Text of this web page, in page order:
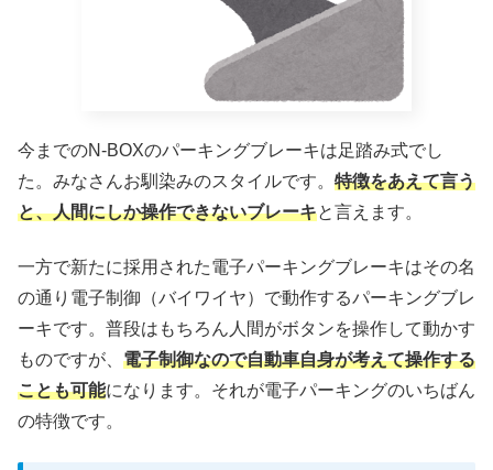
今までのN-BOXのパーキングブレーキは足踏み式でし
た。みなさんお馴染みのスタイルです。 特徴をあえて言う
と、人間にしか操作できないブレーキと言えます。
一方で新たに採用された電子パーキングブレーキはその名
の通り電子制御（バイワイヤ）で動作するパーキングブレ
ーキです。普段はもちろん人間がボタンを操作して動かす
ものですが、 電子制御なので自動車自身が考えて操作する
ことも可能になります。それが電子パーキングのいちばん
の特徴です。